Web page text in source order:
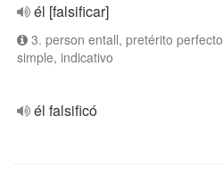
él [falsificar]
3. person entall, pretérito perfecto
simple, indicativo
él falsificó